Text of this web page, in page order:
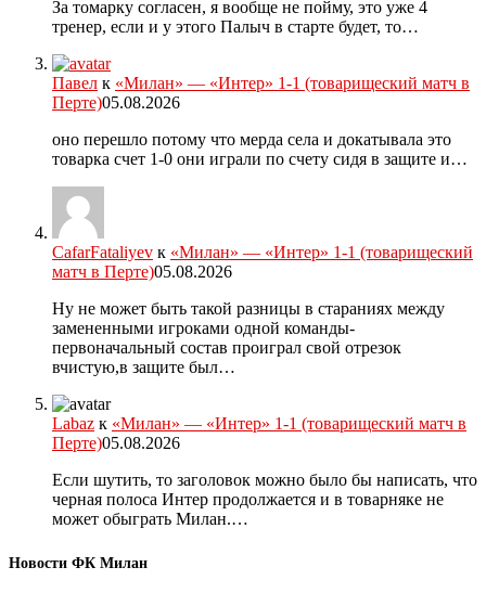
За томарку согласен, я вообще не пойму, это уже 4
тренер, если и у этого Палыч в старте будет, то…
Павел к «Милан» — «Интер» 1-1 (товарищеский матч в
Перте)05.08.2026
оно перешло потому что мерда села и докатывала это
товарка счет 1-0 они играли по счету сидя в защите и…
CafarFataliyev к «Милан» — «Интер» 1-1 (товарищеский
матч в Перте)05.08.2026
Ну не может быть такой разницы в стараниях между
замененными игроками одной команды-
первоначальный состав проиграл свой отрезок
вчистую,в защите был…
Labaz к «Милан» — «Интер» 1-1 (товарищеский матч в
Перте)05.08.2026
Если шутить, то заголовок можно было бы написать, что
черная полоса Интер продолжается и в товарняке не
может обыграть Милан.…
Новости ФК Милан